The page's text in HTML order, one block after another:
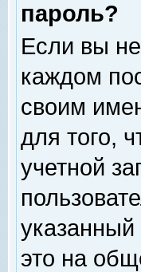
пароль?
Если вы
каждом
своим
для того,
учетной
это на